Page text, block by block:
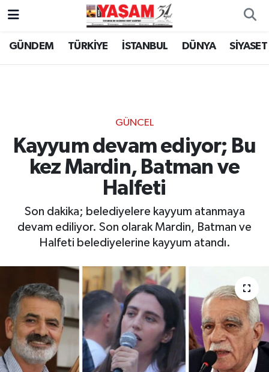
GÜNDEM TÜRKİYE İSTANBUL DÜNYA SİYASET
GÜNCEL
Kayyum devam ediyor; Bu
kez Mardin, Batman ve
Halfeti
Son dakika; belediyelere kayyum atanmaya
devam ediliyor. Son olarak Mardin, Batman ve
Halfeti belediyelerine kayyum atandı.